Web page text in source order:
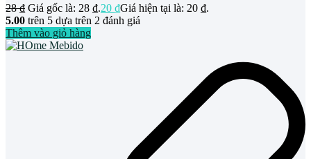
28₫ Giá gốc là: 28 ₫.20 ₫Giá hiện tại là: 20 ₫.
5.00 trên 5 dựa trên 2 đánh giá
Thêm vào giỏ hàng